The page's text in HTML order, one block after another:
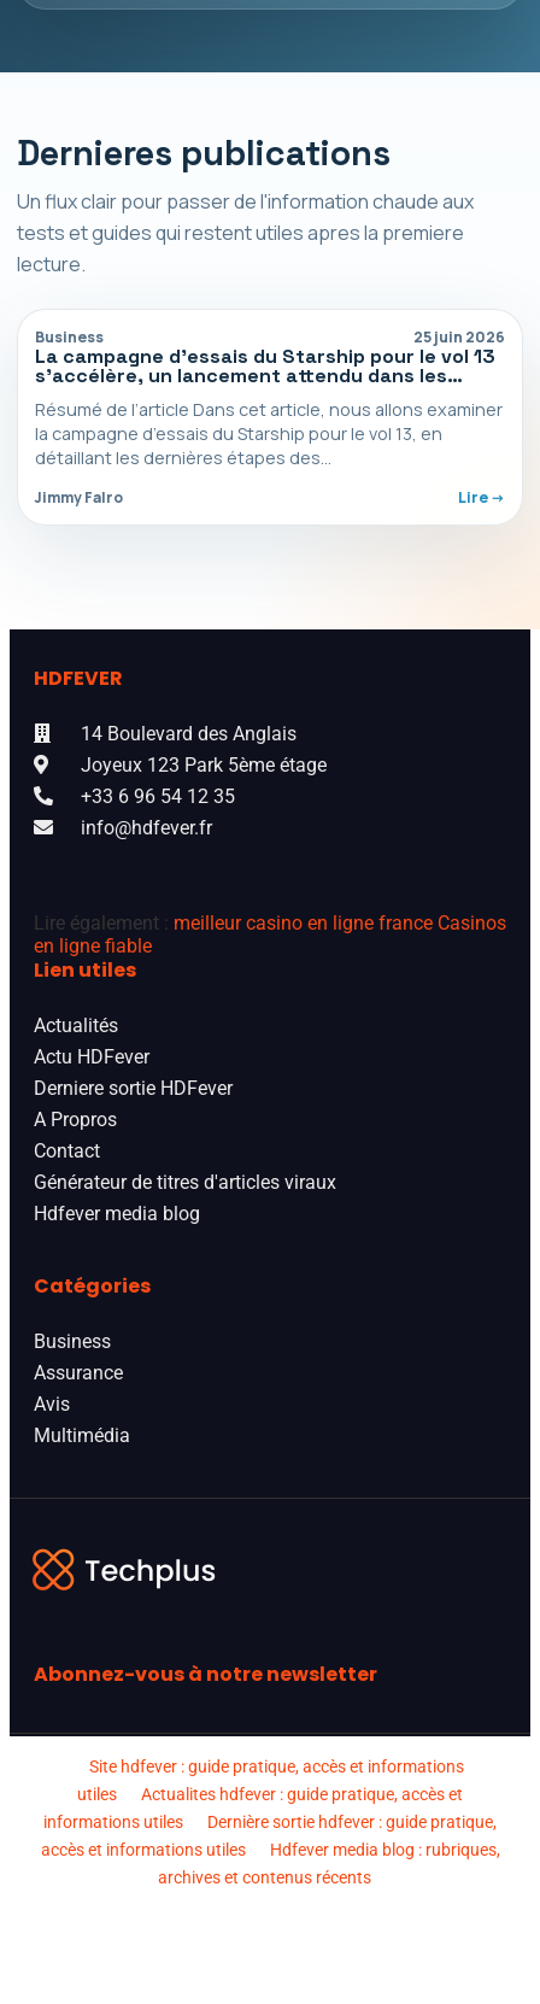
Dernieres publications
Un flux clair pour passer de l'information chaude aux
tests et guides qui restent utiles apres la premiere
lecture.
Business 25 juin 2026
La campagne d’essais du Starship pour le vol 13
s’accélère, un lancement attendu dans les
Résumé de l’article Dans cet article, nous allons examiner
la campagne d’essais du Starship pour le vol 13, en
détaillant les dernières étapes des…
Jimmy Falro Lire ->
HDFEVER
14 Boulevard des Anglais
Joyeux 123 Park 5ème étage
+33 6 96 54 12 35
info@hdfever.fr
Lire également : meilleur casino en ligne france Casinos
en ligne fiable
Lien utiles
Actualités
Actu HDFever
Derniere sortie HDFever
A Propros
Contact
Générateur de titres d'articles viraux
Hdfever media blog
Catégories
Business
Assurance
Avis
Multimédia
Abonnez-vous à notre newsletter
Site hdfever : guide pratique, accès et informations
utiles
Actualites hdfever : guide pratique, accès et
informations utiles
Dernière sortie hdfever : guide pratique,
accès et informations utiles
Hdfever media blog : rubriques,
archives et contenus récents